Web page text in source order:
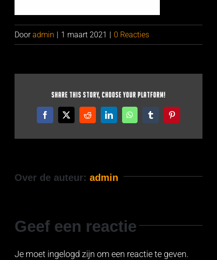
Dooradmin 1 maart 2021 0 Reacties
Share This Story, Choose Your Platform!
Facebook
X RedditLinkedInWhatsAppTumblrPinterest
Over de auteur: admin
Geef een reactie
Je moet ingelogd zijn om een reactie te geven.